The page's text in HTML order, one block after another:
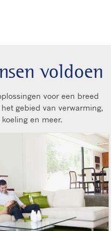
voldoen
voor een breed
gebied van verwarming,
en meer.